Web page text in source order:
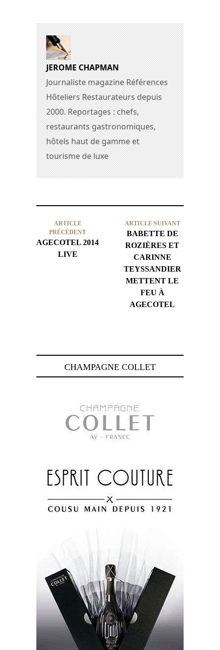
JEROME CHAPMAN
Journaliste magazine Références
Hôteliers Restaurateurs depuis
2000. Reportages : chefs,
restaurants gastronomiques,
hôtels haut de gamme et
tourisme de luxe
ARTICLE
PRÉCÉDENT
AGECOTEL 2014
LIVE
ARTICLE SUIVANT
BABETTE DE
ROZIÈRES ET
CARINNE
TEYSSANDIER
METTENT LE
FEU À
AGECOTEL
CHAMPAGNE COLLET